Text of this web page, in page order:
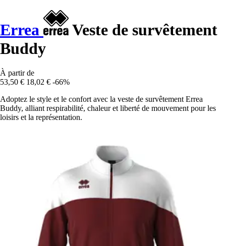
Errea
Veste de survêtement
Buddy
À partir de
53,50 € 18,02 € -66%
Adoptez le style et le confort avec la veste de survêtement Errea
Buddy, alliant respirabilité, chaleur et liberté de mouvement pour les
loisirs et la représentation.